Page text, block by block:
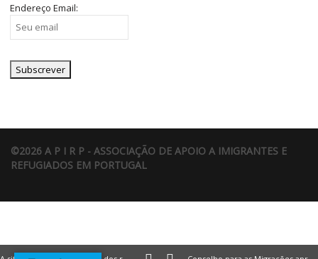
Endereço Email:
©2026 A P I R P - ASSOCIAÇÃO DE APOIO A IMIGRANTES E
REFUGIADOS EM PORTUGAL